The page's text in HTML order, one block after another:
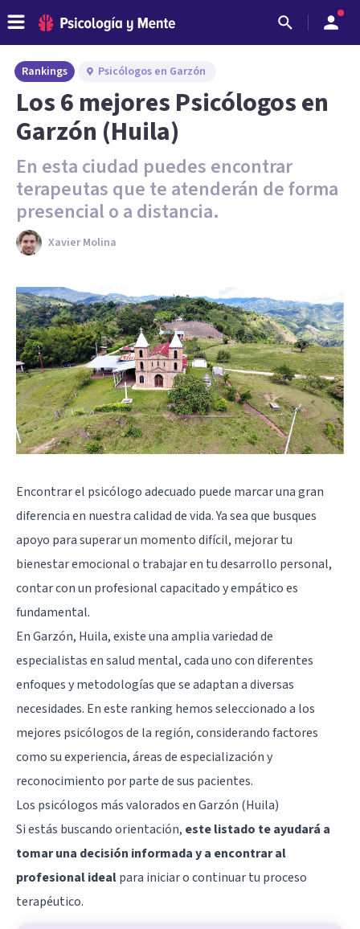
Rankings Psicólogos en Garzón
Los 6 mejores Psicólogos en
Garzón (Huila)
En esta ciudad puedes encontrar
terapeutas que te atenderán de forma
presencial o a distancia.
Xavier Molina
Encontrar el psicólogo adecuado puede marcar una gran
diferencia en nuestra calidad de vida. Ya sea que busques
apoyo para superar un momento difícil, mejorar tu
bienestar emocional o trabajar en tu desarrollo personal,
contar con un profesional capacitado y empático es
fundamental.
En Garzón, Huila, existe una amplia variedad de
especialistas en salud mental, cada uno con diferentes
enfoques y metodologías que se adaptan a diversas
necesidades. En este ranking hemos seleccionado a los
mejores psicólogos de la región, considerando factores
como su experiencia, áreas de especialización y
reconocimiento por parte de sus pacientes.
Los psicólogos más valorados en Garzón (Huila)
Si estás buscando orientación, este listado te ayudará a
tomar una decisión informada y a encontrar al
profesional idealpara iniciar o continuar tu proceso
terapéutico.